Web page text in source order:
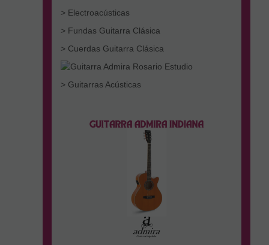
> Electroacústicas
> Fundas Guitarra Clásica
> Cuerdas Guitarra Clásica
> Guitarras Acústicas